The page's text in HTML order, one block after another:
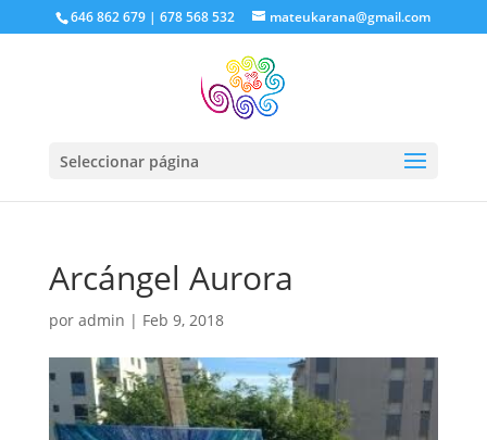
646 862 679 | 678 568 532 mateukarana@gmail.com
Seleccionar página
Arcángel Aurora
por admin | Feb 9, 2018